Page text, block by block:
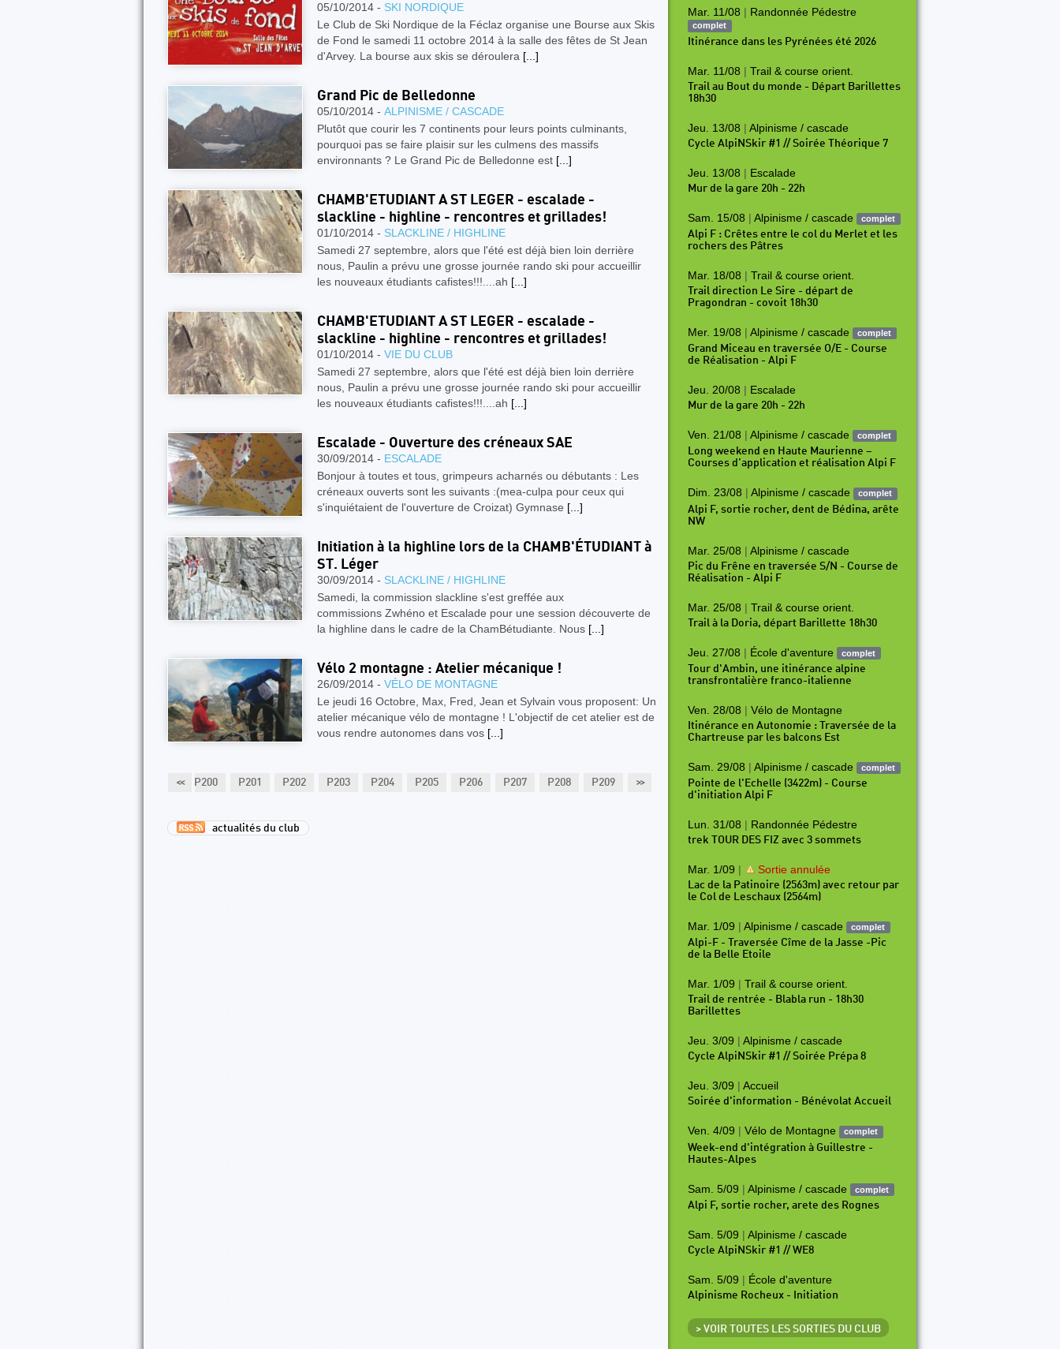
05/10/2014 - SKI NORDIQUE
Le Club de Ski Nordique de la Féclaz organise une Bourse aux Skis
de Fond le samedi 11 octobre 2014 à la salle des fêtes de St Jean
d'Arvey. La bourse aux skis se déroulera [...]
Grand Pic de Belledonne
05/10/2014 - ALPINISME / CASCADE
Plutôt que courir les 7 continents pour leurs points culminants,
pourquoi pas se faire plaisir sur les culmens des massifs
environnants ? Le Grand Pic de Belledonne est [...]
CHAMB'ETUDIANT A ST LEGER - escalade -
slackline - highline - rencontres et grillades!
01/10/2014 - SLACKLINE / HIGHLINE
Samedi 27 septembre, alors que l'été est déjà bien loin derrière
nous, Paulin a prévu une grosse journée rando ski pour accueillir
les nouveaux étudiants cafistes!!!....ah [...]
CHAMB'ETUDIANT A ST LEGER - escalade -
slackline - highline - rencontres et grillades!
01/10/2014 - VIE DU CLUB
Samedi 27 septembre, alors que l'été est déjà bien loin derrière
nous, Paulin a prévu une grosse journée rando ski pour accueillir
les nouveaux étudiants cafistes!!!....ah [...]
Escalade - Ouverture des créneaux SAE
30/09/2014 - ESCALADE
Bonjour à toutes et tous, grimpeurs acharnés ou débutants : Les
créneaux ouverts sont les suivants :(mea-culpa pour ceux qui
s'inquiétaient de l'ouverture de Croizat) Gymnase [...]
Initiation à la highline lors de la CHAMB'ÉTUDIANT à
ST. Léger
30/09/2014 - SLACKLINE / HIGHLINE
Samedi, la commission slackline s'est greffée aux
commissions Zwhéno et Escalade pour une session découverte de
la highline dans le cadre de la ChamBétudiante. Nous [...]
Vélo 2 montagne : Atelier mécanique !
26/09/2014 - VÉLO DE MONTAGNE
Le jeudi 16 Octobre, Max, Fred, Jean et Sylvain vous proposent: Un
atelier mécanique vélo de montagne ! L'objectif de cet atelier est de
vous rendre autonomes dans vos [...]
<< >>
P200 P201 P202 P203 P204 P205 P206 P207 P208 P209 P210 P211 P212 P213 P214 P215
actualités du club
Mar. 11/08 | Randonnée Pédestre
complet
Itinérance dans les Pyrénées été 2026
Mar. 11/08 | Trail & course orient.
Trail au Bout du monde - Départ Barillettes
18h30
Jeu. 13/08 | Alpinisme / cascade
Cycle AlpiNSkir #1 // Soirée Théorique 7
Jeu. 13/08 | Escalade
Mur de la gare 20h - 22h
Sam. 15/08 | Alpinisme / cascade complet
Alpi F : Crêtes entre le col du Merlet et les
rochers des Pâtres
Mar. 18/08 | Trail & course orient.
Trail direction Le Sire - départ de
Pragondran - covoit 18h30
Mer. 19/08 | Alpinisme / cascade complet
Grand Miceau en traversée O/E - Course
de Réalisation - Alpi F
Jeu. 20/08 | Escalade
Mur de la gare 20h - 22h
Ven. 21/08 | Alpinisme / cascade complet
Long weekend en Haute Maurienne –
Courses d’application et réalisation Alpi F
Dim. 23/08 | Alpinisme / cascade complet
Alpi F, sortie rocher, dent de Bédina, arête
NW
Mar. 25/08 | Alpinisme / cascade
Pic du Frêne en traversée S/N - Course de
Réalisation - Alpi F
Mar. 25/08 | Trail & course orient.
Trail à la Doria, départ Barillette 18h30
Jeu. 27/08 | École d'aventure complet
Tour d'Ambin, une itinérance alpine
transfrontalière franco-italienne
Ven. 28/08 | Vélo de Montagne
Itinérance en Autonomie : Traversée de la
Chartreuse par les balcons Est
Sam. 29/08 | Alpinisme / cascade complet
Pointe de l'Echelle (3422m) - Course
d'initiation Alpi F
Lun. 31/08 | Randonnée Pédestre
trek TOUR DES FIZ avec 3 sommets
Mar. 1/09 | Sortie annulée
Lac de la Patinoire (2563m) avec retour par
le Col de Leschaux (2564m)
Mar. 1/09 | Alpinisme / cascade complet
Alpi-F - Traversée Cîme de la Jasse -Pic
de la Belle Etoile
Mar. 1/09 | Trail & course orient.
Trail de rentrée - Blabla run - 18h30
Barillettes
Jeu. 3/09 | Alpinisme / cascade
Cycle AlpiNSkir #1 // Soirée Prépa 8
Jeu. 3/09 | Accueil
Soirée d'information - Bénévolat Accueil
Ven. 4/09 | Vélo de Montagne complet
Week-end d'intégration à Guillestre -
Hautes-Alpes
Sam. 5/09 | Alpinisme / cascade complet
Alpi F, sortie rocher, arete des Rognes
Sam. 5/09 | Alpinisme / cascade
Cycle AlpiNSkir #1 // WE8
Sam. 5/09 | École d'aventure
Alpinisme Rocheux - Initiation
> VOIR TOUTES LES SORTIES DU CLUB